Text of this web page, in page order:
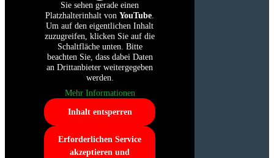
Sie sehen gerade einen
Platzhalterinhalt von YouTube.
Um auf den eigentlichen Inhalt
zuzugreifen, klicken Sie auf die
Schaltfläche unten. Bitte
beachten Sie, dass dabei Daten
an Drittanbieter weitergegeben
werden.
Mehr Informationen
Inhalt entsperren
Erforderlichen Service
akzeptieren und